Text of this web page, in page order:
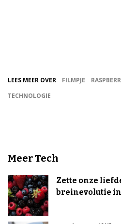
LEES MEER OVER FILMPJE
TECHNOLOGIE
Meer Tech
Zette onze
breinevolutie